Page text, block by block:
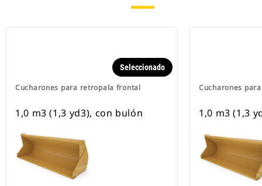
Cucharones para retropala frontal
Seleccionado
1,0 m3 (1,3 yd3), con bulón
Cucharones
1,0 m3 (1,3